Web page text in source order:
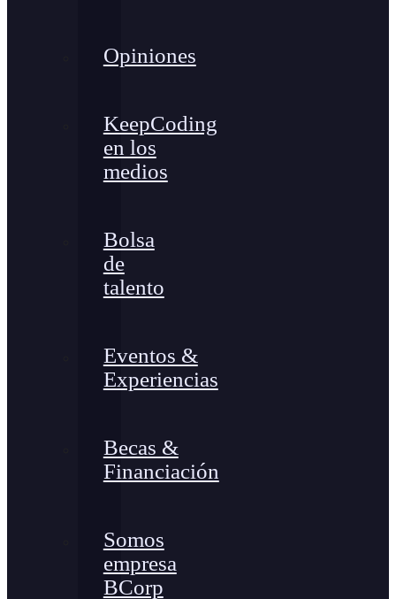
Opiniones
KeepCoding
en los
medios
Bolsa
de
talento
Eventos &
Experiencias
Becas &
Financiación
Somos
empresa
BCorp